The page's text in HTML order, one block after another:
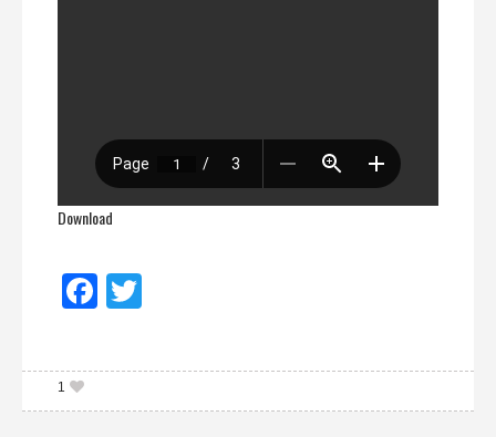
Download
Facebook
1